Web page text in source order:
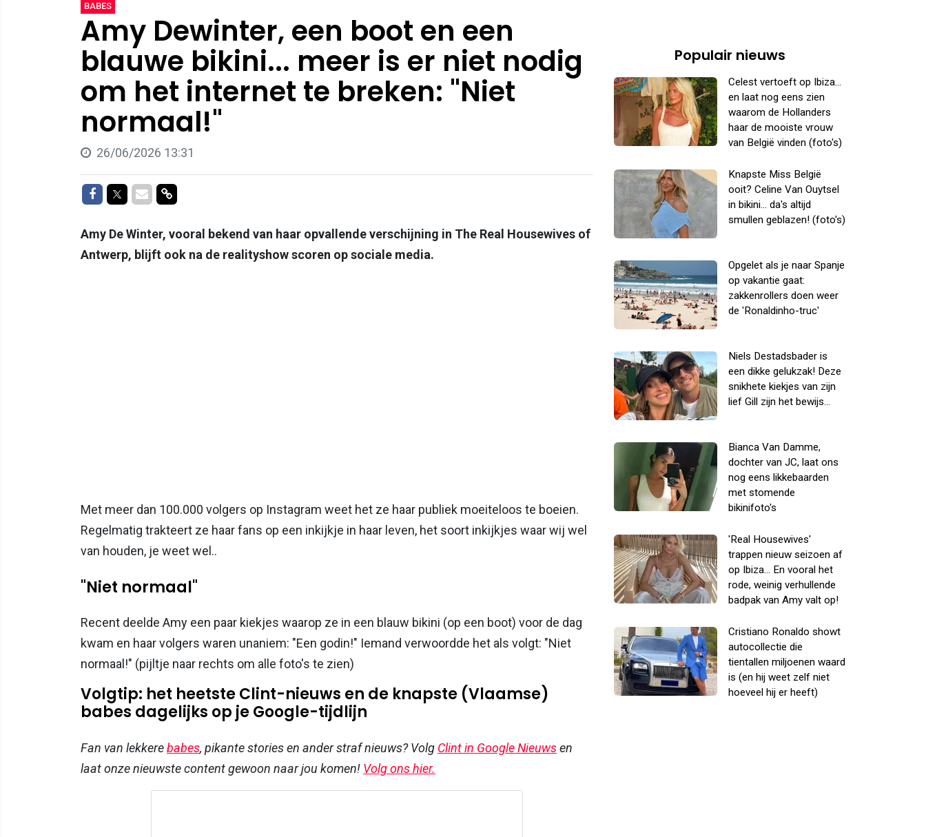
BABES
Amy Dewinter, een boot en een
blauwe bikini... meer is er niet nodig
om het internet te breken: "Niet
normaal!"
26/06/2026 13:31
Delen op Facebook
Delen op Twitter
Delen via Mail
Delen via link
Amy De Winter, vooral bekend van haar opvallende verschijning in The Real Housewives of
Antwerp, blijft ook na de realityshow scoren op sociale media.
Met meer dan 100.000 volgers op Instagram weet het ze haar publiek moeiteloos te boeien.
Regelmatig trakteert ze haar fans op een inkijkje in haar leven, het soort inkijkjes waar wij wel
van houden, je weet wel..
"Niet normaal"
Recent deelde Amy een paar kiekjes waarop ze in een blauw bikini (op een boot) voor de dag
kwam en haar volgers waren unaniem: "Een godin!" Iemand verwoordde het als volgt: "Niet
normaal!" (pijltje naar rechts om alle foto's te zien)
Volgtip: het heetste Clint-nieuws en de knapste (Vlaamse)
babes dagelijks op je Google-tijdlijn
Fan van lekkerebabes, pikante stories en ander straf nieuws? Volg Clint in Google Nieuwsen
laat onze nieuwste content gewoon naar jou komen! Volg ons hier.
Populair nieuws
Celest vertoeft op Ibiza...
en laat nog eens zien
waarom de Hollanders
haar de mooiste vrouw
van België vinden (foto's)
Knapste Miss België
ooit? Celine Van Ouytsel
in bikini... da's altijd
smullen geblazen! (foto's)
Opgelet als je naar Spanje
op vakantie gaat:
zakkenrollers doen weer
de 'Ronaldinho-truc'
Niels Destadsbader is
een dikke gelukzak! Deze
snikhete kiekjes van zijn
lief Gill zijn het bewijs...
Bianca Van Damme,
dochter van JC, laat ons
nog eens likkebaarden
met stomende
bikinifoto's
'Real Housewives'
trappen nieuw seizoen af
op Ibiza... En vooral het
rode, weinig verhullende
badpak van Amy valt op!
Cristiano Ronaldo showt
autocollectie die
tientallen miljoenen waard
is (en hij weet zelf niet
hoeveel hij er heeft)